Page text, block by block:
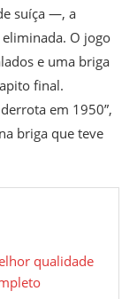
suíça —, a
O jogo
e uma briga
final.
em 1950”,
briga que teve
qualidade